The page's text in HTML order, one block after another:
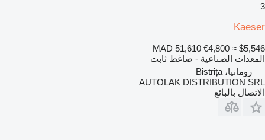
3
Kaeser
MAD 51,610 €4,800 ≈ $5,546
المعدات الصناعية - ضاغط ثابت
رومانيا، Bistrița
AUTOLAK DISTRIBUTION SRL
الاتصال بالبائع